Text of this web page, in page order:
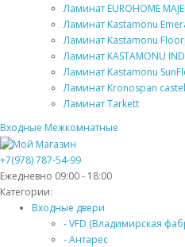
Ламинат EUROHOME
Ламинат Kastamonu
Ламинат Kastamonu
Ламинат KASTAMONU
Ламинат Kastamonu
Ламинат Kronospan
Ламинат Tarkett
Входные Межкомнатные
+7(978) 787-54-99
Ежедневно 09:00 - 18:00
Категории:
Входные двери
- VFD (Владимирская
- Антарес